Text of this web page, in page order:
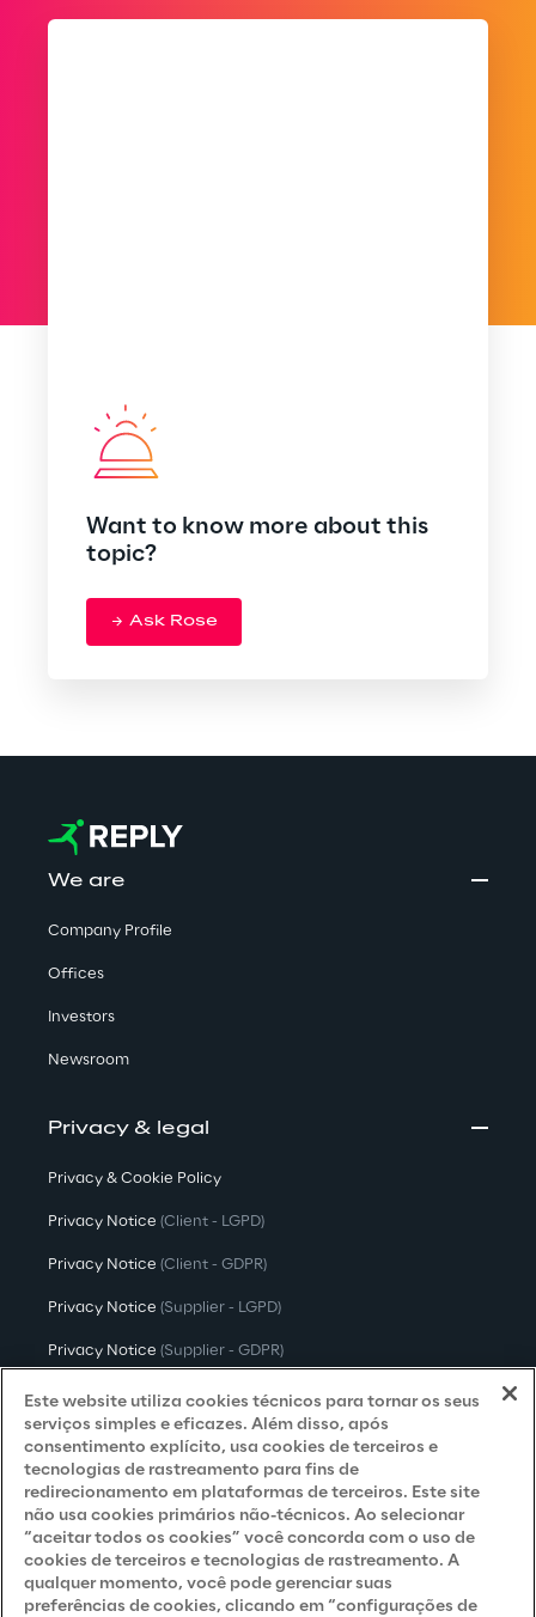
Want to know more about this
topic?
Ask Rose
We are
Company Profile
Offices
Investors
Newsroom
Privacy & legal
Privacy & Cookie Policy
Privacy Notice (Client - LGPD)
Privacy Notice (Client - GDPR)
Privacy Notice (Supplier - LGPD)
Privacy Notice (Supplier - GDPR)
Privacy Notice (Candidate - LGPD)
Privacy Notice (Candidate - GDPR)
Privacy Notice
Accessibility Statement
Careers
Este website utiliza cookies técnicos para tornar os seus
serviços simples e eficazes. Além disso, após
consentimento explícito, usa cookies de terceiros e
tecnologias de rastreamento para fins de
redirecionamento em plataformas de terceiros. Este site
não usa cookies primários não-técnicos. Ao selecionar
“aceitar todos os cookies” você concorda com o uso de
cookies de terceiros e tecnologias de rastreamento. A
qualquer momento, você pode gerenciar suas
preferências de cookies, clicando em “configurações de